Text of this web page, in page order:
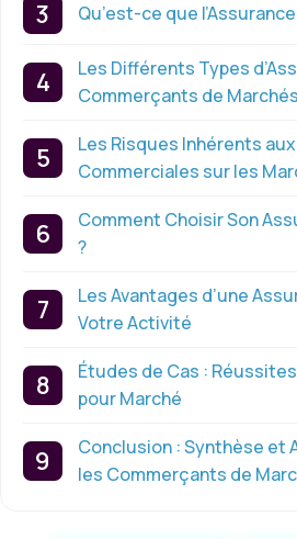
Qu’est-ce que
Les Différents Types
Commerçants de Marchés
Les Risques Inhérents
Commerciales sur les
Comment Choisir Son
?
Les Avantages d’une
Votre Activité
Études de Cas :
pour Marché
Conclusion : Synthèse et
les Commerçants de